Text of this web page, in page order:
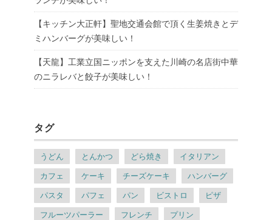
【キッチン大正軒】聖地交通会館で頂く生姜焼きとデ
ミハンバーグが美味しい！
【天龍】工業立国ニッポンを支えた川崎の名店街中華
のニラレバと餃子が美味しい！
タグ
うどん とんかつ どら焼き イタリアン
カフェ ケーキ チーズケーキ ハンバーグ
パスタ パフェ パン ビストロ ピザ
フルーツパーラー フレンチ プリン